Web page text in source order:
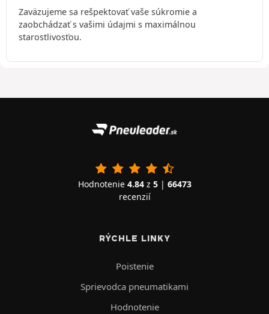
Zaväzujeme sa rešpektovať vaše súkromie a
zaobchádzať s vašimi údajmi s maximálnou
starostlivosťou.
Hodnotenie 4.84z 5| 66473
recenzií
RÝCHLE LINKY
Poistenie
Sprievodca pneumatikami
Hodnotenie